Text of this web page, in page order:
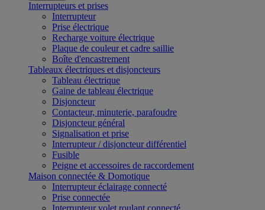
Interrupteurs et prises
Interrupteur
Prise électrique
Recharge voiture électrique
Plaque de couleur et cadre saillie
Boîte d'encastrement
Tableaux électriques et disjoncteurs
Tableau électrique
Gaine de tableau électrique
Disjoncteur
Contacteur, minuterie, parafoudre
Disjoncteur général
Signalisation et prise
Interrupteur / disjoncteur différentiel
Fusible
Peigne et accessoires de raccordement
Maison connectée & Domotique
Interrupteur éclairage connecté
Prise connectée
Interrupteur volet roulant connecté